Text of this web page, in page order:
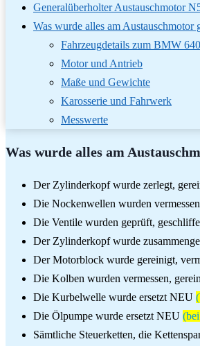
Generalüberholter Austauschmotor
Was wurde alles am Austauschmotor
Fahrzeugdetails zum BMW
Motor und Antrieb
Maße und Gewichte
Karosserie und Fahrwerk
Messwerte
Was wurde alles am
Der Zylinderkopf wurde zerlegt,
Die Nockenwellen wurden
Die Ventile wurden geprüft,
Der Zylinderkopf wurde
Der Motorblock wurde gereinigt,
Die Kolben wurden vermessen,
Die Kurbelwelle wurde ersetzt NEU
Die Ölpumpe wurde ersetzt NEU
Sämtliche Steuerketten, die